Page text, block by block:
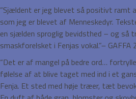
”Sjældent er jeg blevet så positivt ramt
som jeg er blevet af Menneskedyr.
en sjælden sproglig bevidsthed – og så
smaskforelsket i Fenjas vokal.”– GAFFA
“Det er af mangel på bedre ord…
følelse af at blive taget med ind i et
Fenja. Et sted med høje træer, tæt